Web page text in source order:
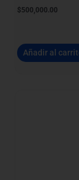
$500,000.00
Añadir al